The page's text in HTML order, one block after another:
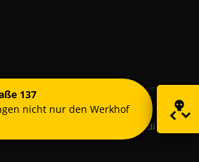
Nutzungsbedingungen
137
nicht nur den Werkhof